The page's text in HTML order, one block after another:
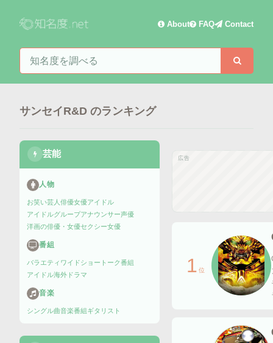
About FAQ Contact
知名度を検索
サンセイR&D のランキング
芸能
人物
お笑い芸人 俳優女優アイドル
アイドルグループアナウンサー声優
洋画の俳優・女優セクシー女優
番組
バラエティ ワイドショー トーク番組
アイドル海外ドラマ
音楽
シングル曲音楽番組ギタリスト
広告
1 位